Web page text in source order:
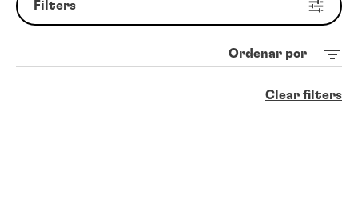
Filters
Ordenar por
Clear filters